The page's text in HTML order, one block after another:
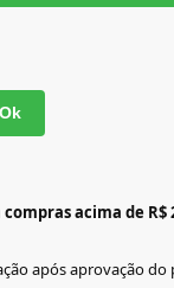
Ok
acima de R$
após aprovação